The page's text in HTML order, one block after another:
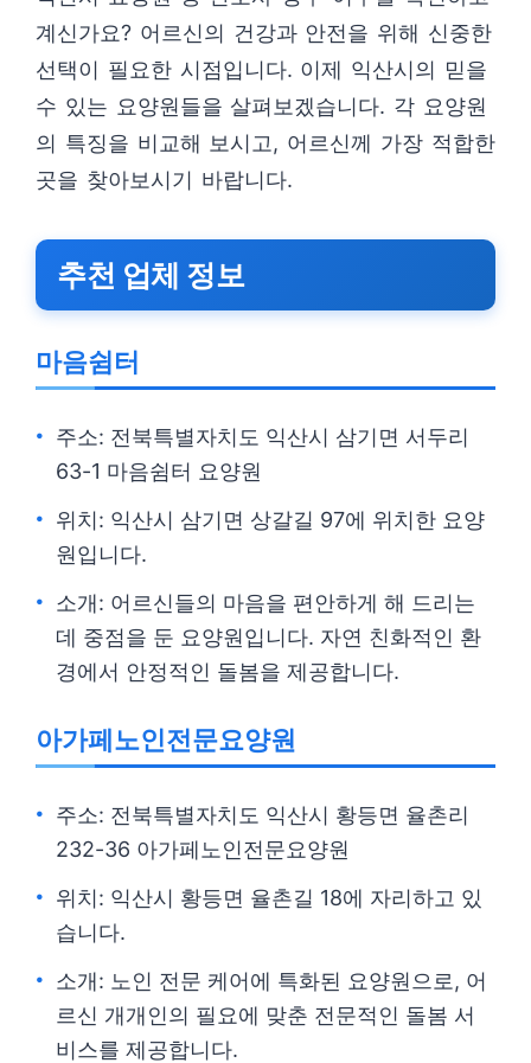
계신가요? 어르신의 건강과 안전을 위해 신중한
선택이 필요한 시점입니다. 이제 익산시의 믿을
수 있는 요양원들을 살펴보겠습니다. 각 요양원
의 특징을 비교해 보시고, 어르신께 가장 적합한
곳을 찾아보시기 바랍니다.
추천 업체 정보
마음쉼터
주소: 전북특별자치도 익산시 삼기면 서두리
63-1 마음쉼터 요양원
위치: 익산시 삼기면 상갈길 97에 위치한 요양
원입니다.
소개: 어르신들의 마음을 편안하게 해 드리는
데 중점을 둔 요양원입니다. 자연 친화적인 환
경에서 안정적인 돌봄을 제공합니다.
아가페노인전문요양원
주소: 전북특별자치도 익산시 황등면 율촌리
232-36 아가페노인전문요양원
위치: 익산시 황등면 율촌길 18에 자리하고 있
습니다.
소개: 노인 전문 케어에 특화된 요양원으로, 어
르신 개개인의 필요에 맞춘 전문적인 돌봄 서
비스를 제공합니다.